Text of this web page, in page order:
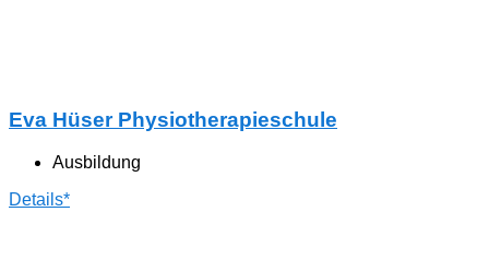
Eva Hüser Physiotherapieschule
Ausbildung
Details*